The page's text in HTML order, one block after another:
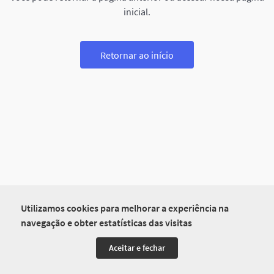
Utilizamos cookies para melhorar a experiência na
navegação e obter estatísticas das visitas
Aceitar e fechar
inicial.
Retornar ao início